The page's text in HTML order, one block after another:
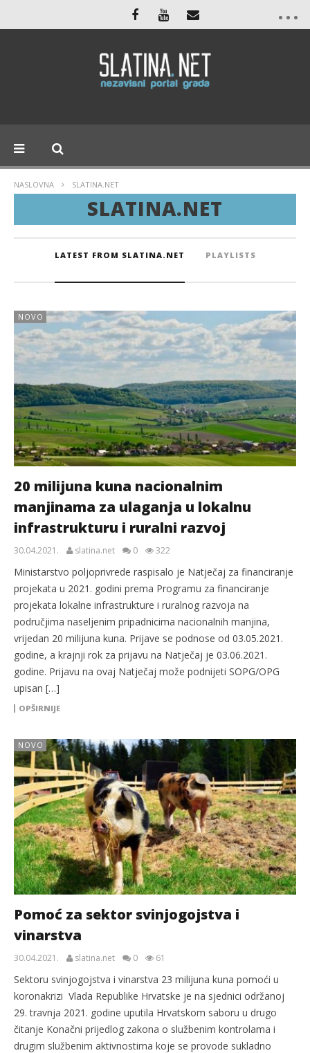
NASLOVNA SLATINA.NET
SLATINA.NET
LATEST FROM SLATINA.NET PLAYLISTS
NOVO
20 milijuna kuna nacionalnim
manjinama za ulaganja u lokalnu
infrastrukturu i ruralni razvoj
30.04.2021. slatina.net 0 322
Ministarstvo poljoprivrede raspisalo je Natječaj za financiranje
projekata u 2021. godini prema Programu za financiranje
projekata lokalne infrastrukture i ruralnog razvoja na
područjima naseljenim pripadnicima nacionalnih manjina,
vrijedan 20 milijuna kuna. Prijave se podnose od 03.05.2021.
godine, a krajnji rok za prijavu na Natječaj je 03.06.2021.
godine. Prijavu na ovaj Natječaj može podnijeti SOPG/OPG
upisan […]
OPŠIRNIJE
NOVO
Pomoć za sektor svinjogojstva i
vinarstva
30.04.2021. slatina.net 0 61
Sektoru svinjogojstva i vinarstva 23 milijuna kuna pomoći u
koronakrizi Vlada Republike Hrvatske je na sjednici održanoj
29. travnja 2021. godine uputila Hrvatskom saboru u drugo
čitanje Konačni prijedlog zakona o službenim kontrolama i
drugim službenim aktivnostima koje se provode sukladno